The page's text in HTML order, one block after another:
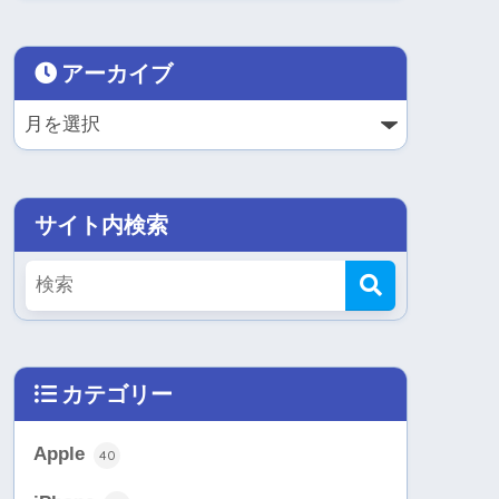
アーカイブ
サイト内検索
カテゴリー
Apple 40